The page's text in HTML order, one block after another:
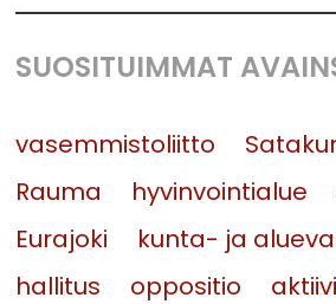
SUOSITUIMMAT
vasemmistoliitto
Rauma
hyvinvointialue
Eurajoki
kunta- ja
hallitus
oppositio